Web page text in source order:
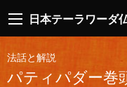
日本テーラワーダ
法話と解説
パティパダー巻